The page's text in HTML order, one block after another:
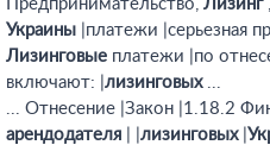
Предпринимательство, Лизинг
Украины |платежи |серьезная
Лизинговые платежи |по
включают: | лизинговых...
... Отнесение |Закон |1.18.2
арендодателя
лизинговых|